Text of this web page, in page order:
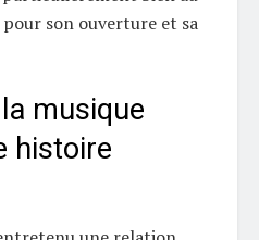
son ouverture et sa
musique
histoire